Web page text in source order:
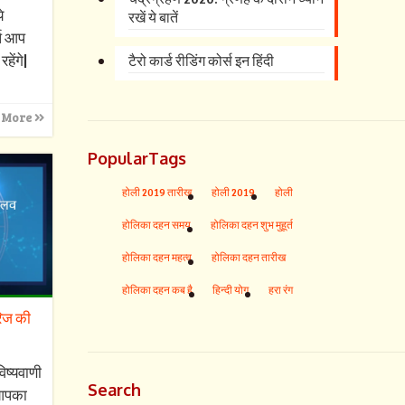
आप
की
रखें ये बातें
टैरो कार्ड रीडिंग कोर्स इन हिंदी
PopularTags
होली 2019 तारीख होली 2019 होली
होलिका दहन समय होलिका दहन शुभ मुहूर्त
होलिका दहन महत्व होलिका दहन तारीख
होलिका दहन कब है हिन्दी योग हरा रंग
Search